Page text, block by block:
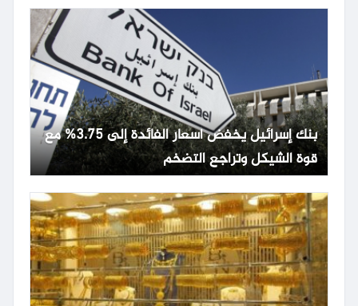
بنك إسرائيل يخفض أسعار الفائدة إلى 3.75% مع
قوة الشيكل وتراجع التضخم